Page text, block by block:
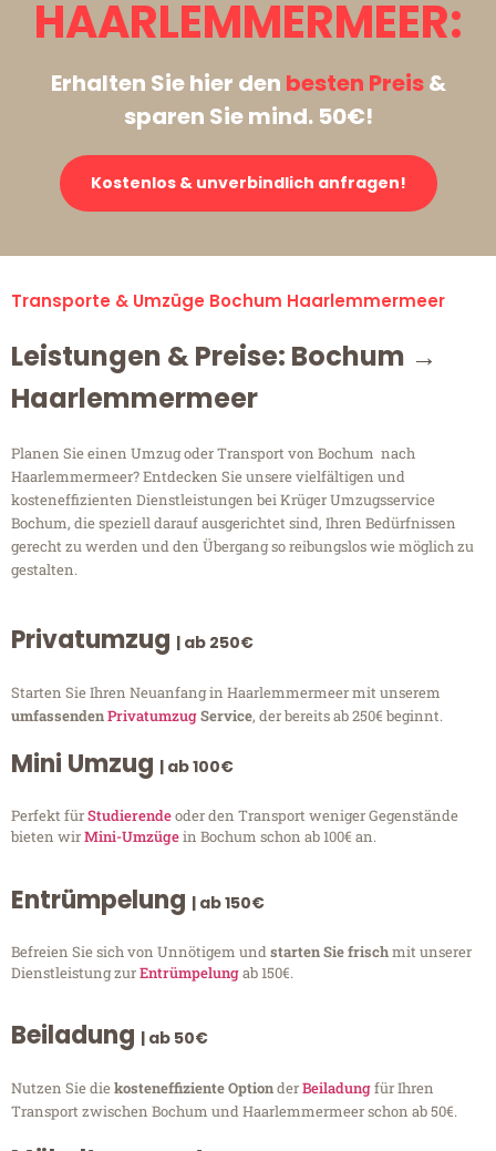
HAARLEMMERMEER:
Erhalten Sie hier den besten Preis&
sparen Sie mind. 50€!
Kostenlos & unverbindlich anfragen!
Transporte & Umzüge Bochum Haarlemmermeer
Leistungen & Preise: Bochum →
Haarlemmermeer
Planen Sie einen Umzug oder Transport von Bochum nach
Haarlemmermeer? Entdecken Sie unsere vielfältigen und
kosteneffizienten Dienstleistungen bei Krüger Umzugsservice
Bochum, die speziell darauf ausgerichtet sind, Ihren Bedürfnissen
gerecht zu werden und den Übergang so reibungslos wie möglich zu
gestalten.
Privatumzug | ab 250€
Starten Sie Ihren Neuanfang in Haarlemmermeer mit unserem
umfassendenPrivatumzugService, der bereits ab 250€ beginnt.
Mini Umzug | ab 100€
Perfekt fürStudierendeoder den Transport weniger Gegenstände
bieten wirMini-Umzügein Bochum schon ab 100€ an.
Entrümpelung | ab 150€
Befreien Sie sich von Unnötigem undstarten Sie frischmit unserer
Dienstleistung zurEntrümpelungab 150€.
Beiladung | ab 50€
Nutzen Sie diekosteneffiziente OptionderBeiladungfür Ihren
Transport zwischen Bochum und Haarlemmermeer schon ab 50€.